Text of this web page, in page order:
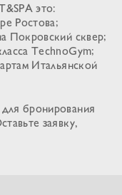
это:
Ростова;
Покровский сквер;
TechnoGym;
Итальянской
бронирования
заявку,